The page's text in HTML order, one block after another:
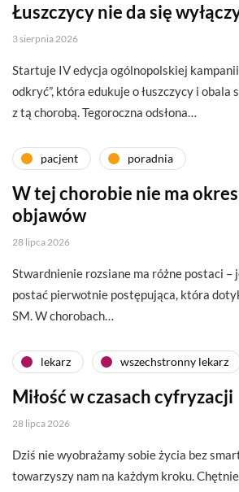
Łuszczycy nie da się
3 sierpnia 2026
Startuje IV edycja ogólnopolskiej kampanii
odkryć”, która edukuje o łuszczycy i
z tą chorobą. Tegoroczna odsłona…
pacjent poradnia
W tej chorobie nie ma
objawów
28 lipca 2026
Stwardnienie rozsiane ma różne postaci –
postać pierwotnie postępująca, która
SM. W chorobach…
lekarz wszechstronny lekarz
Miłość w czasach cyfryzacji
28 lipca 2026
Dziś nie wyobrażamy sobie życia bez
towarzyszy nam na każdym kroku.